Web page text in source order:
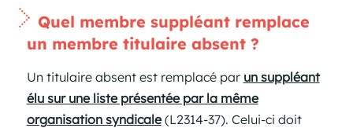
Quel membre suppléant remplace
un membre titulaire absent ?
Un titulaire absent est remplacé par un suppléant
élu sur une liste présentée par la même
organisation syndicale(L2314-37). Celui-ci doit